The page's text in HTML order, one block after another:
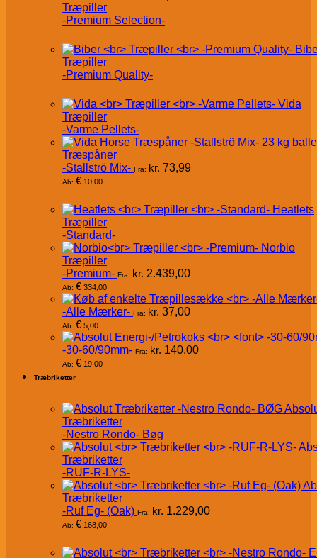
Træpiller
-Premium Selection-
Træpiller
-Premium Quality-
Vida
Træpiller
-Varme Pellets-
Træspåner
-Stallströ Mix- Fra: kr. 73,99
Ab: € 10,00
Heatlets
Træpiller
-Standard-
Norbio
Træpiller
-Premium- Fra: kr. 2.439,00
Ab: € 334,00
-Alle Mærker- Fra: kr. 37,00
Ab: € 5,00
-30-60/90mm- Fra: kr. 140,00
Ab: € 19,00
Træbriketter
Træbriketter
-Nestro Rondo- Bøg
Træbriketter
-RUF-R-LYS-
Træbriketter
-Ruf Eg- (Oak) Fra: kr. 1.229,00
Ab: € 168,00